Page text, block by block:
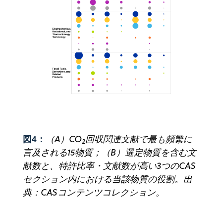
図4： （A）CO2回収関連文献で最も頻繁に
言及される15物質；（B）選定物質を含む文
献数と、特許比率・文献数が高い3つのCAS
セクション内における当該物質の役割。出
典：CASコンテンツコレクション。